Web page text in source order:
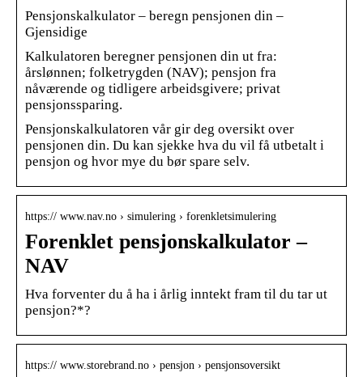
Pensjonskalkulator – beregn pensjonen din –
Gjensidige
Kalkulatoren beregner pensjonen din ut fra:
årslønnen; folketrygden (NAV); pensjon fra
nåværende og tidligere arbeidsgivere; privat
pensjonssparing.
Pensjonskalkulatoren vår gir deg oversikt over
pensjonen din. Du kan sjekke hva du vil få utbetalt i
pensjon og hvor mye du bør spare selv.
https:// www.nav.no › simulering › forenkletsimulering
Forenklet pensjonskalkulator –
NAV
Hva forventer du å ha i årlig inntekt fram til du tar ut
pensjon?*?
https:// www.storebrand.no › pensjon › pensjonsoversikt